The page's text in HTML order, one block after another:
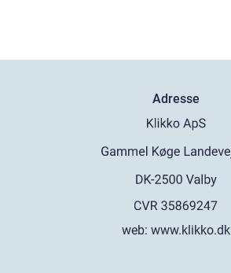
Adresse
web: www.klikko.dk